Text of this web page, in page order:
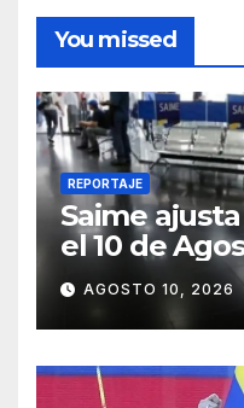
You missed
REPORTAJE
Saime
el 10 de
al ‘Plan de
Energético’
AGOSTO 10, 2026